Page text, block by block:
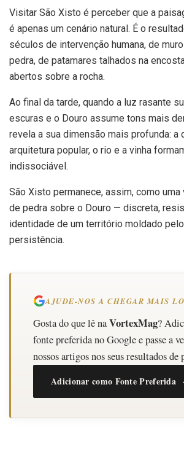
Visitar São Xisto é perceber que a
é apenas um cenário natural. É o
séculos de intervenção humana, de
pedra, de patamares talhados na
abertos sobre a rocha.
Ao final da tarde, quando a luz rasante
escuras e o Douro assume tons mais
revela a sua dimensão mais profunda: a
arquitetura popular, o rio e a vinha
indissociável.
São Xisto permanece, assim, como uma
de pedra sobre o Douro — discreta,
identidade de um território moldado
persistência.
AJUDE-NOS A CHEGAR MAIS
Gosta do que lê naVortexMag?
fonte preferida no Google e passe a
nossos artigos nos seus resultados de
Adicionar como Fonte